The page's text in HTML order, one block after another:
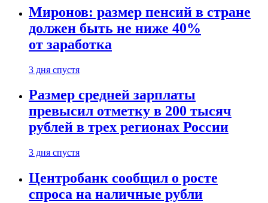
Миронов: размер пенсий в стране
должен быть не ниже 40%
от заработка
3 дня спустя
Размер средней зарплаты
превысил отметку в 200 тысяч
рублей в трех регионах России
3 дня спустя
Центробанк сообщил о росте
спроса на наличные рубли